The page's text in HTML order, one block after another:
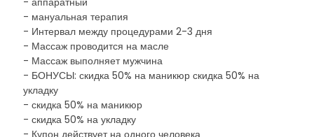
- мануальная терапия
- Интервал между процедурами 2-3 дня
- Массаж проводится на масле
- Массаж выполняет мужчина
- БОНУСЫ: скидка 50% на маникюр скидка 50% на
укладку
- скидка 50% на маникюр
- скидка 50% на укладку
- Купон действует на одного человека